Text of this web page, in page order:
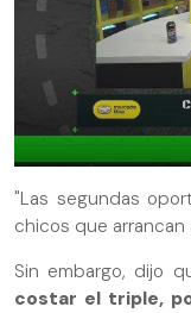
"Las segundas
chicos que arrancan
Sin embargo, dijo
costar el triple,